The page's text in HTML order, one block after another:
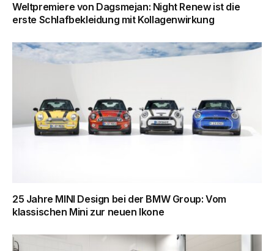
Weltpremiere von Dagsmejan: Night Renew ist die
erste Schlafbekleidung mit Kollagenwirkung
25 Jahre MINI Design bei der BMW Group: Vom
klassischen Mini zur neuen Ikone